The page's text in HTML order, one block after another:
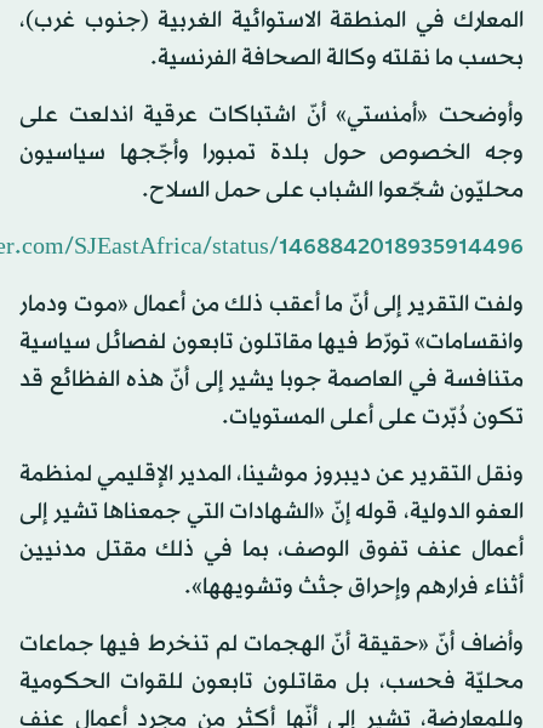
المعارك في المنطقة الاستوائية الغربية (جنوب غرب)،
بحسب ما نقلته وكالة الصحافة الفرنسية.
وأوضحت «أمنستي» أنّ اشتباكات عرقية اندلعت على
وجه الخصوص حول بلدة تمبورا وأجّجها سياسيون
محليّون شجّعوا الشباب على حمل السلاح.
SJEastAfrica/status/1468842018935914496
ولفت التقرير إلى أنّ ما أعقب ذلك من أعمال «موت ودمار
وانقسامات» تورّط فيها مقاتلون تابعون لفصائل سياسية
متنافسة في العاصمة جوبا يشير إلى أنّ هذه الفظائع قد
تكون دُبّرت على أعلى المستويات.
ونقل التقرير عن ديبروز موشينا، المدير الإقليمي لمنظمة
العفو الدولية، قوله إنّ «الشهادات التي جمعناها تشير إلى
أعمال عنف تفوق الوصف، بما في ذلك مقتل مدنيين
أثناء فرارهم وإحراق جثث وتشويهها».
وأضاف أنّ «حقيقة أنّ الهجمات لم تنخرط فيها جماعات
محليّة فحسب، بل مقاتلون تابعون للقوات الحكومية
وللمعارضة، تشير إلى أنّها أكثر من مجرد أعمال عنف